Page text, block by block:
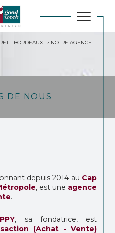
- BORDEAUX NOTRE AGENCE
DE NOUS
depuis 2014 au Cap
, est une agence
.
, sa fondatrice, est
(Achat - Vente)